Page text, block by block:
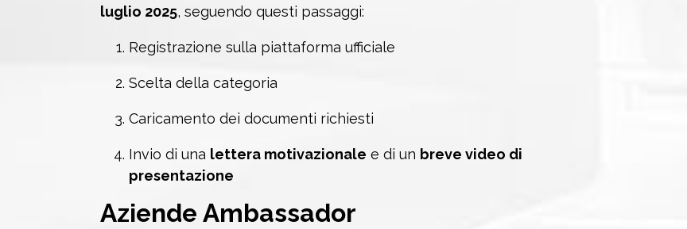
luglio 2025, seguendo questi passaggi:
Registrazione sulla piattaforma ufficiale
Scelta della categoria
Caricamento dei documenti richiesti
Invio di una lettera motivazionale e di un breve video di
presentazione
Aziende Ambassador